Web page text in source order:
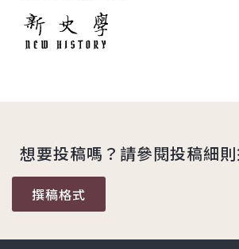
想要投稿嗎？請參閱投稿細
撰稿格式